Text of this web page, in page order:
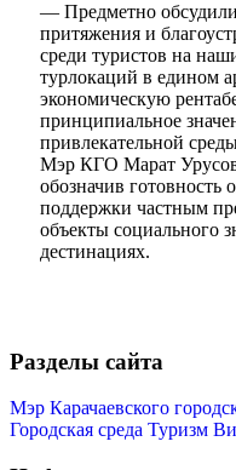
— Предметно
притяжения и
среди туристов на
турлокаций в едином
экономическую
принципиальное
привлекательной
Мэр КГО Марат
обозначив готовность
поддержки частным
объекты социального
дестинациях.
Разделы сайта
Мэр Карачаевского
Городская среда Туризм
Мэр